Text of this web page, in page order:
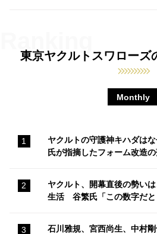
東京ヤクルトスワローズ
Monthly
ヤクルトの守護神キハダは
氏が指摘したフォーム改造
ヤクルト、開幕直後の勢い
生活 谷繁氏「この数字だと
石川雅規、宮西尚生、中村